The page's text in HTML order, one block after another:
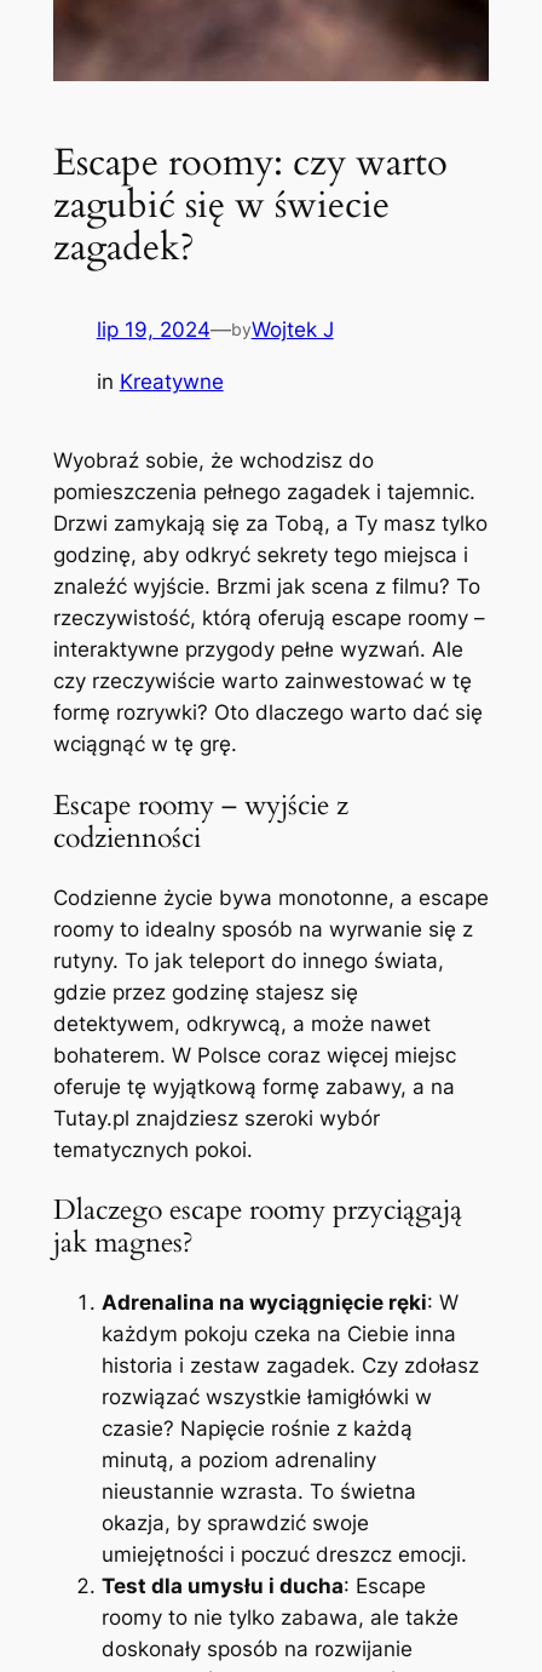
Escape roomy: czy warto
zagubić się w świecie
zagadek?
lip 19, 2024—byWojtek J
in Kreatywne
Wyobraź sobie, że wchodzisz do
pomieszczenia pełnego zagadek i tajemnic.
Drzwi zamykają się za Tobą, a Ty masz tylko
godzinę, aby odkryć sekrety tego miejsca i
znaleźć wyjście. Brzmi jak scena z filmu? To
rzeczywistość, którą oferują escape roomy –
interaktywne przygody pełne wyzwań. Ale
czy rzeczywiście warto zainwestować w tę
formę rozrywki? Oto dlaczego warto dać się
wciągnąć w tę grę.
Escape roomy – wyjście z
codzienności
Codzienne życie bywa monotonne, a escape
roomy to idealny sposób na wyrwanie się z
rutyny. To jak teleport do innego świata,
gdzie przez godzinę stajesz się
detektywem, odkrywcą, a może nawet
bohaterem. W Polsce coraz więcej miejsc
oferuje tę wyjątkową formę zabawy, a na
Tutay.pl znajdziesz szeroki wybór
tematycznych pokoi.
Dlaczego escape roomy przyciągają
jak magnes?
Adrenalina na wyciągnięcie ręki: W
każdym pokoju czeka na Ciebie inna
historia i zestaw zagadek. Czy zdołasz
rozwiązać wszystkie łamigłówki w
czasie? Napięcie rośnie z każdą
minutą, a poziom adrenaliny
nieustannie wzrasta. To świetna
okazja, by sprawdzić swoje
umiejętności i poczuć dreszcz emocji.
Test dla umysłu i ducha: Escape
roomy to nie tylko zabawa, ale także
doskonały sposób na rozwijanie